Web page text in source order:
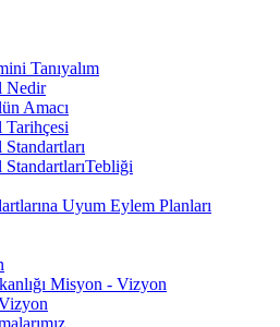
Tanıyalım
Nedir
Amacı
Uyum Eylem Planları
Misyon - Vizyon